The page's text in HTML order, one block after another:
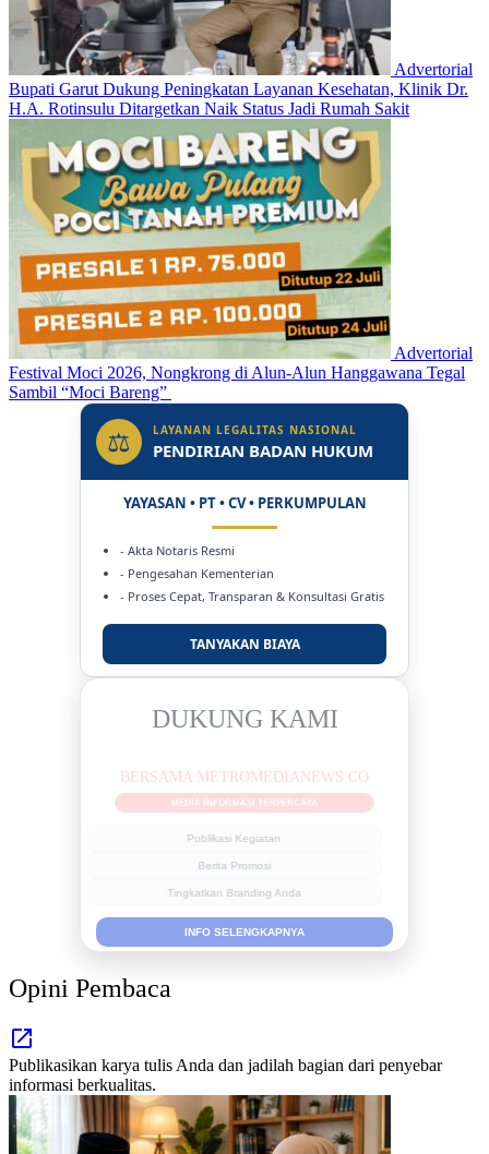
Advertorial
Bupati Garut Dukung Peningkatan Layanan Kesehatan, Klinik Dr.
H.A. Rotinsulu Ditargetkan Naik Status Jadi Rumah Sakit
Advertorial
Festival Moci 2026, Nongkrong di Alun-Alun Hanggawana Tegal
Sambil “Moci Bareng”
⚖ LAYANAN LEGALITAS NASIONAL
PENDIRIAN BADAN HUKUM
YAYASAN • PT • CV • PERKUMPULAN
- Akta Notaris Resmi
- Pengesahan Kementerian
- Proses Cepat, Transparan & Konsultasi Gratis
TANYAKAN BIAYA
DUKUNG KAMI
MEDIA INFORMASI TERPERCAYA
Publikasi Kegiatan
Berita Promosi
Tingkatkan Branding Anda
INFO SELENGKAPNYA
Opini Pembaca
Publikasikan karya tulis Anda dan jadilah bagian dari penyebar
informasi berkualitas.